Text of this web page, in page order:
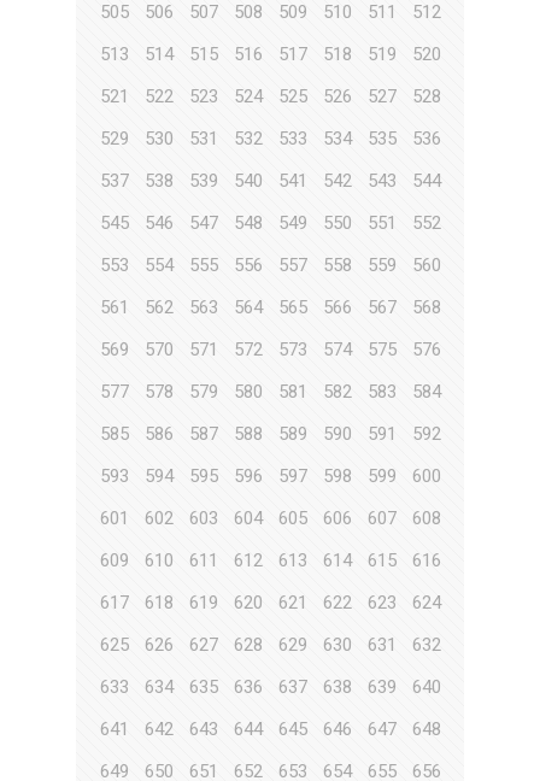
505
506 507 508 509 510 511
512
513
514 515 516 517 518 519
520
521
522 523 524 525 526 527
528
529
530 531 532 533 534 535
536
537
538 539 540 541 542 543
544
545
546 547 548 549 550 551
552
553
554 555 556 557 558 559
560
561
562 563 564 565 566 567
568
569
570 571 572 573 574 575
576
577
578 579 580 581 582 583
584
585
586 587 588 589 590 591
592
593
594 595 596 597 598 599
600
601
602 603 604 605 606 607
608
609
610 611 612 613 614 615
616
617
618 619 620 621 622 623
624
625
626 627 628 629 630 631
632
633
634 635 636 637 638 639
640
641
642 643 644 645 646 647
648
649
650 651 652 653 654 655 656